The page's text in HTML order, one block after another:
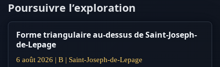
Poursuivre l’exploration
Forme triangulaire au-dessus de Saint-Joseph-
de-Lepage
6 août 2026 | B | Saint-Joseph-de-Lepage